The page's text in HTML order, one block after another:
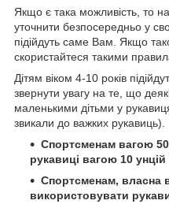
Якщо є така можливість, то
уточнити безпосередньо у
підійдуть саме Вам. Якщо
скористайтеся такими
Дітям віком 4-10 років
звернути увагу на те, що
маленькими дітьми у
звикали до важких рукавиць).
Спортсменам вагою
рукавиці вагою 10 унцій
Спортсменам, власна
використовувати